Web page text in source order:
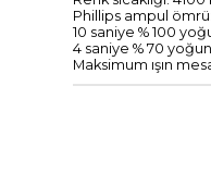
Phillips ampul ömrü:
10 saniye% 100
4 saniye% 70
Maksimum ışın